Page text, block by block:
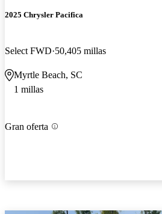
2025 Chrysler Pacifica
Select FWD 50,405 millas
Myrtle Beach, SC
1 millas
Gran oferta